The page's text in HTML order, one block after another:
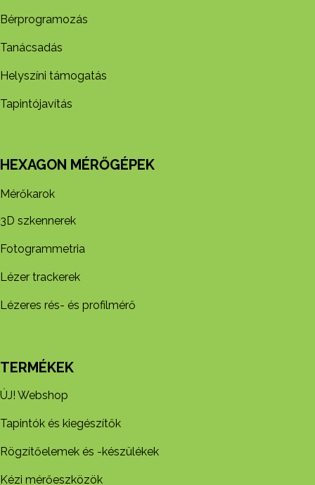
Bérprogramozás
Tanácsadás
Helyszíni támogatás
Tapintójavítás
HEXAGON MÉRŐGÉPEK
Mérőkarok
3D szkennerek
Fotogrammetria
Lézer trackerek
Lézeres rés- és profilmérő
TERMÉKEK
ÚJ! Webshop
Tapintók és kiegészítők
Rögzítőelemek és -készül​ékek
Kézi mérőeszközök